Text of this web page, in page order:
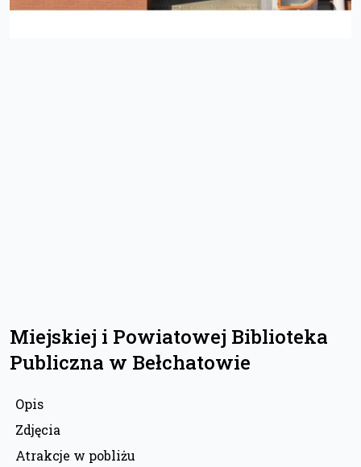
Miejskiej i Powiatowej Biblioteka
Publiczna w Bełchatowie
Opis
Zdjęcia
Atrakcje w pobliżu